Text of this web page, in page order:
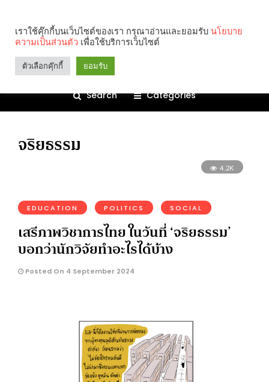
Search Categories
จริยธรรม
4.2K
EDUCATION POLITICS SOCIAL
เสรีภาพวิชาการไทย ในวันที่ ‘จริยธรรม’
บอกว่านักวิจัยทำอะไรได้บ้าง
Posted On 4 September 2024
เราใช้คุ๊กกี้บนเว็บไซต์ของเรา กรุณาอ่านและยอมรับ นโยบาย
ความเป็นส่วนตัว เพื่อใช้บริการเว็บไซต์
ตัวเลือกคุ๊กกี้ ยอมรับ